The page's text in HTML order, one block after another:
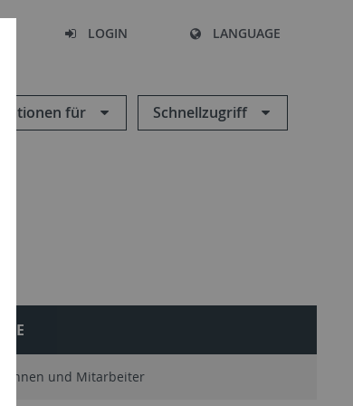
LOGIN LANGUAGE
für Schnellzugriff
und Mitarbeiter